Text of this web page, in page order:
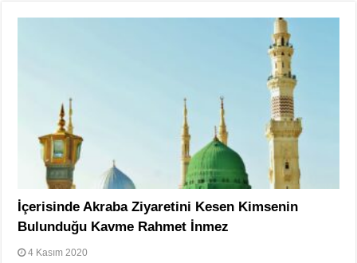
İçerisinde Akraba Ziyaretini Kesen Kimsenin
Bulunduğu Kavme Rahmet İnmez
4 Kasım 2020